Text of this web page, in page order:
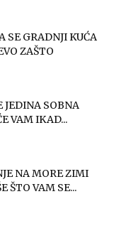
SE GRADNJI KUĆA
ZAŠTO
JEDINA SOBNA
VAM IKAD...
NA MORE ZIMI
ŠTO VAM SE...